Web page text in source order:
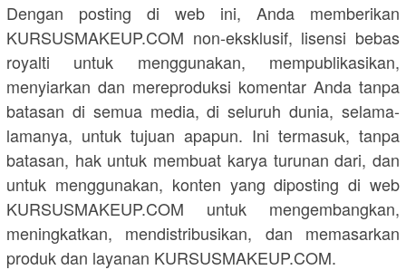
Dengan posting di web ini, Anda memberikan
KURSUSMAKEUP.COM non-eksklusif, lisensi bebas
royalti untuk menggunakan, mempublikasikan,
menyiarkan dan mereproduksi komentar Anda tanpa
batasan di semua media, di seluruh dunia, selama-
lamanya, untuk tujuan apapun. Ini termasuk, tanpa
batasan, hak untuk membuat karya turunan dari, dan
untuk menggunakan, konten yang diposting di web
KURSUSMAKEUP.COM untuk mengembangkan,
meningkatkan, mendistribusikan, dan memasarkan
produk dan layanan KURSUSMAKEUP.COM.